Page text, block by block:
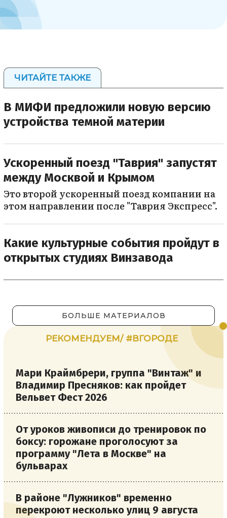
ЧИТАЙТЕ ТАКЖЕ
В МИФИ предложили новую версию
устройства темной материи
Ускоренный поезд "Таврия" запустят
между Москвой и Крымом
Это второй ускоренный поезд компании на
этом направлении после "Таврия Экспресс".
Какие культурные события пройдут в
открытых студиях Винзавода
БОЛЬШЕ МАТЕРИАЛОВ
РЕКОМЕНДУЕМ/ #ВГОРОДЕ
Мари Краймбрери, группа "Винтаж" и
Владимир Пресняков: как пройдет
Вельвет Фест 2026
От уроков живописи до тренировок по
боксу: горожане проголосуют за
программу "Лета в Москве" на
бульварах
В районе "Лужников" временно
перекроют несколько улиц 9 августа